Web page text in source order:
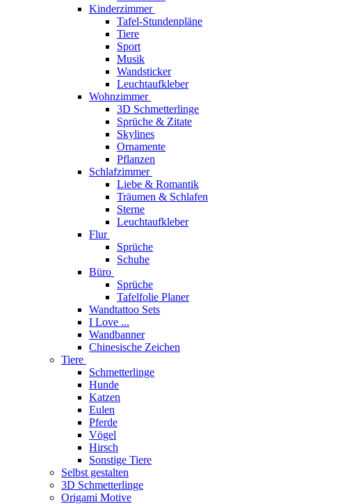
Kinderzimmer
Tafel-Stundenpläne
Tiere
Sport
Musik
Wandsticker
Leuchtaufkleber
Wohnzimmer
3D Schmetterlinge
Sprüche & Zitate
Skylines
Ornamente
Pflanzen
Schlafzimmer
Liebe & Romantik
Träumen & Schlafen
Sterne
Leuchtaufkleber
Flur
Sprüche
Schuhe
Büro
Sprüche
Tafelfolie Planer
Wandtattoo Sets
I Love ...
Wandbanner
Chinesische Zeichen
Tiere
Schmetterlinge
Hunde
Katzen
Eulen
Pferde
Vögel
Hirsch
Sonstige Tiere
Selbst gestalten
3D Schmetterlinge
Origami Motive